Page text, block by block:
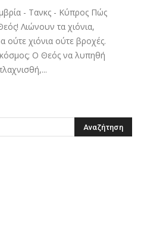
- Τανκς - Κύπρος Πώς
Λιώνουν τα χιόνια,
ούτε χιόνια ούτε βροχές.
κόσμος; Ο Θεός να λυπηθή